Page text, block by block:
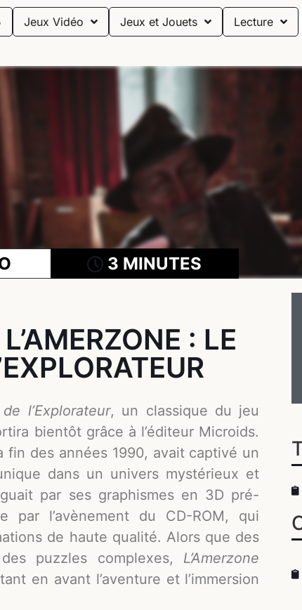
Jeux Vidéo Jeux et Jouets Lecture
3 MINUTES
: LE
l’Explorateur, un classique du jeu
bientôt grâce à l’éditeur Microids.
des années 1990, avait captivé un
dans un univers mystérieux et
par ses graphismes en 3D pré-
par l’avènement du CD-ROM, qui
de haute qualité. Alors que des
puzzles complexes, L’Amerzone
en avant l’aventure et l’immersion